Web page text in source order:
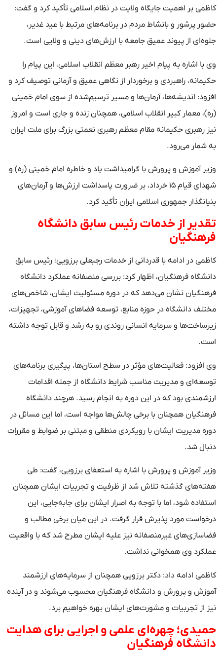
کاظمی بر اهمیت جایگاه ولایت در نظام اسلامی تأکید کرد و گفت:
حضور پرشور و بانشاط مردم در برنامه‌های مرتبط با عید غدیر،
جلوه‌ای از پیوند عمیق جامعه با ارزش‌های دینی و ولایی است.
وی با اشاره به پیام اخیر رهبر معظم انقلاب اسلامی، این پیام را
حکیمانه، راهبردی و برخوردار از نگاهی عمیق و آرمانی توصیف کرد و
افزود: اندیشه‌ها، آرمان‌ها و مسیر ترسیم‌شده از سوی امام خمینی
(ره)، معمار کبیر انقلاب اسلامی، همچنان زنده و جاری است و امروز
نیز رهبری حکیمانه مقام معظم رهبری نعمتی بزرگ برای ملت ایران
به شمار می‌رود.
وزیر آموزش و پرورش با گرامیداشت یاد و خاطره امام خمینی (ره) و
شهدای قیام ۱۵ خرداد، بر ضرورت پاسداشت ارزش‌ها و آرمان‌های
بنیانگذار جمهوری اسلامی ایران تأکید کرد.
تقدیر از خدمات رئیس سابق دانشگاه
فرهنگیان
کاظمی در ادامه با قدردانی از خدمات رجبعلی برزویی؛ رئیس سابق
دانشگاه فرهنگیان، اظهار کرد: بررسی منصفانه عملکرد دانشگاه
فرهنگیان نشان می‌دهد که در دوره مسئولیت ایشان، شاخص‌های
مختلف دانشگاه در حوزه منابع، توسعه فضا‌های آموزشی، تجهیزات،
زیرساخت‌ها و سرمایه انسانی روندی رو به رشد و قابل توجه داشته
است.
وی افزود: فعالیت‌های مؤثر در سطح استان‌ها، پیگیری برنامه‌های
توسعه‌ای و مدیریت مناسب شرایط دانشگاه از جمله اقدامات
ارزشمندی بود که در این دوره به انجام رسید. هرچند دانشگاه
فرهنگیان همچنان با برخی چالش‌ها مواجه است، اما این مسائل در
دوره مدیریت ایشان با رویکردی منطقی و مبتنی بر ضوابط و مقررات
دنبال شد.
وزیر آموزش و پرورش با اشاره به استعفای برزویی، گفت: طی
هفته‌های گذشته تلاش شد از ظرفیت و تجربیات ایشان همچنان
استفاده شود، اما با توجه به اصرار ایشان برای جابه‌جایی، این
درخواست مورد پذیرش قرار گرفت. در این میان برخی مطالب و
فضاسازی‌های غیرمنصفانه نیز علیه ایشان مطرح شد که با واقعیت
عملکرد وی همخوانی نداشت.
کاظمی ادامه داد: دکتر برزویی همچنان از سرمایه‌های ارزشمند
آموزش و پرورش و دانشگاه فرهنگیان محسوب می‌شوند و در آینده
نیز از تجربیات و مشورت‌های ایشان بهره خواهیم برد.
حمیدی؛ چهره‌ای علمی و اجرایی برای هدایت
دانشگاه فرهنگیان